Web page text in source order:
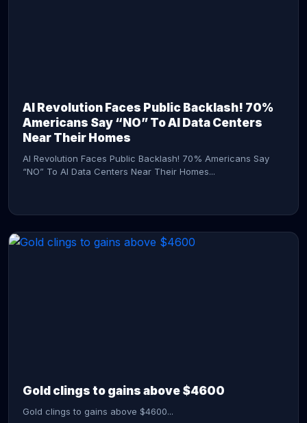
AI Revolution Faces Public Backlash! 70%
Americans Say “NO” To AI Data Centers
Near Their Homes
AI Revolution Faces Public Backlash! 70% Americans Say
“NO” To AI Data Centers Near Their Homes...
Gold clings to gains above $4600
Gold clings to gains above $4600...